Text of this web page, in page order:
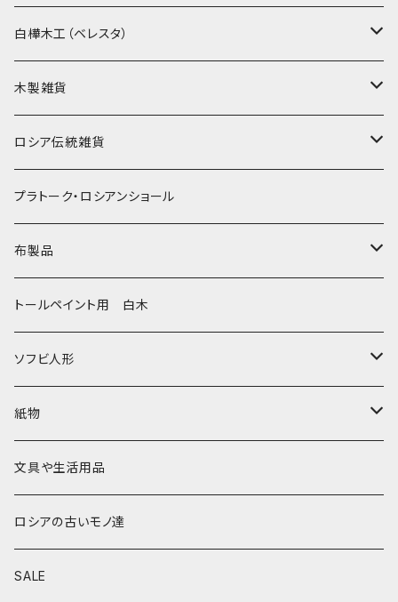
イコンモチーフ
クリスマス
ノリンスクの子達
動物マトリョーシカ
セミョーノフの子達
その他のマトショーシカ
キーロフの子達
イリーナ・ヴァトゥルーシキナ
タマラ・コリエワ
ナジェジダ・イワンツォワ
リュボーフィ・ブズイキナ
タチアナ ドゥビニッチ
エレナ・イワンツォワ
バローニナ・マリヤ
ヴィクトル・ニキーチン
その他
白樺木工（ベレスタ）
型押しの箱
キャニスター
白樺編み
トレイ・平皿
白樺靴
白樺その他
木製雑貨
ニードルケース・お針刺し
ベル・起きあがりこぼし
オルゴール
キッチン
イースターエッグ
小物入れ・ボトルケース
置物
カラクリおもちゃ
キーホルダー他
ロシア伝統雑貨
ホフロマ
アルハンゲリスク
ゴロジェッツ
ジョストボ
グジェリ
プラトーク・ロシアンショール
布製品
キッチンクロス
ソビエトデザイン 昔の布
切り売り布・リボン
その他
トールペイント用 白木
ソフビ人形
現代物
ソビエト時代モノ等
紙物
本類
お祝い封筒
カード類
文具や生活用品
ロシアの古いモノ達
SALE